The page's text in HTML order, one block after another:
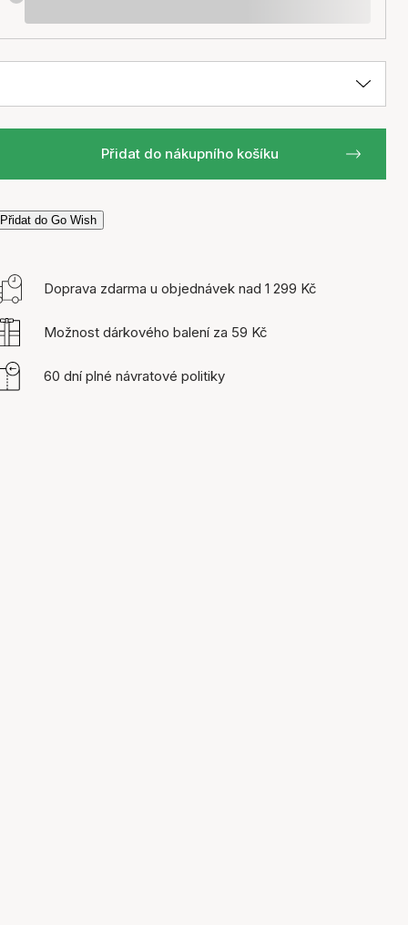
Přidat do nákupního košíku
Přidat do Go Wish
Doprava zdarma u objednávek nad 1 299 Kč
Možnost dárkového balení za 59 Kč
60 dní plné návratové politiky